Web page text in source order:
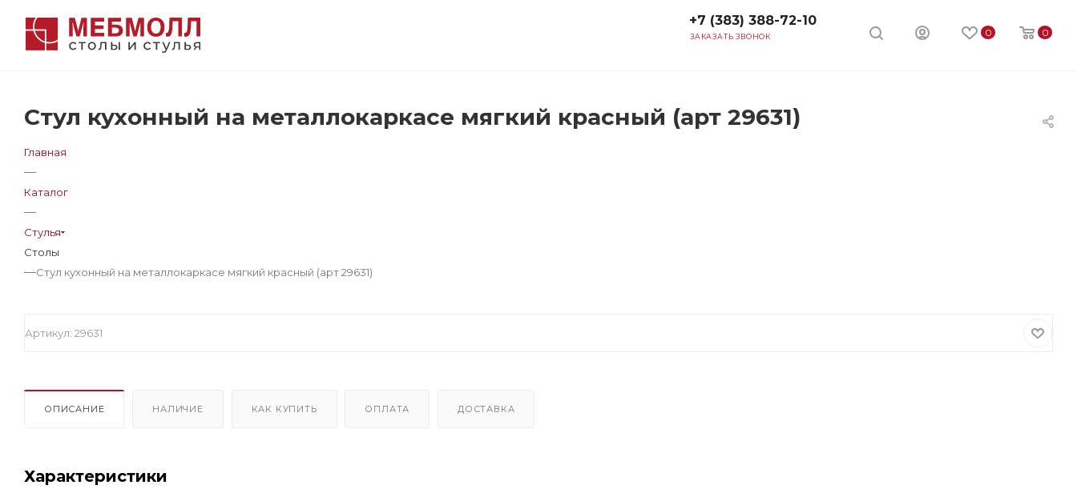
0 0
+7 (383) 388-72-10
ЗАКАЗАТЬ ЗВОНОК
Стул кухонный на металлокаркасе мягкий красный (арт 29631)
Главная
—
Каталог
—
Стулья
Столы
—Стул кухонный на металлокаркасе мягкий красный (арт 29631)
Артикул: 29631
ОПИСАНИЕ НАЛИЧИЕ КАК КУПИТЬ ОПЛАТА ДОСТАВКА
Характеристики